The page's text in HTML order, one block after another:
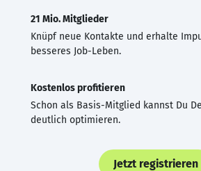
21 Mio. Mitglieder
Knüpf neue Kontakte und erhalte
besseres Job-Leben.
Kostenlos profitieren
Schon als Basis-Mitglied kannst Du
deutlich optimieren.
Jetzt registrieren